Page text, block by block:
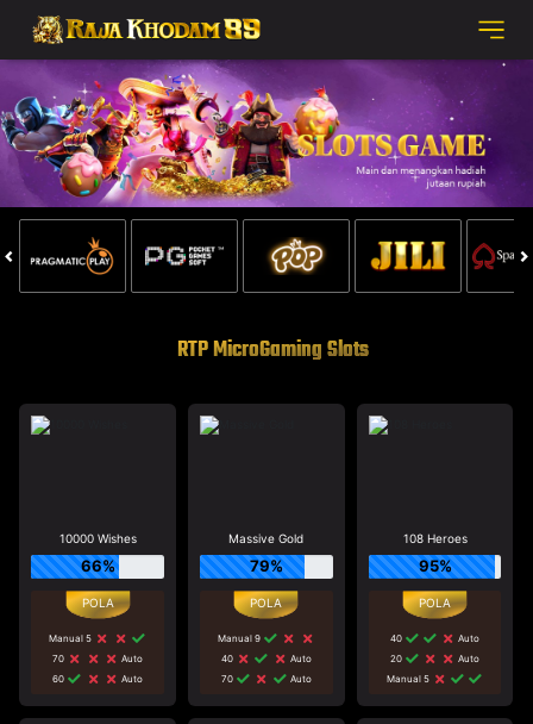
RTP MicroGaming Slots
10000 Wishes
66%
Manual 5
70
Auto
60
Auto
Massive Gold
79%
Manual 9
40
Auto
70
Auto
108 Heroes
95%
40
Auto
20
Auto
Manual 5